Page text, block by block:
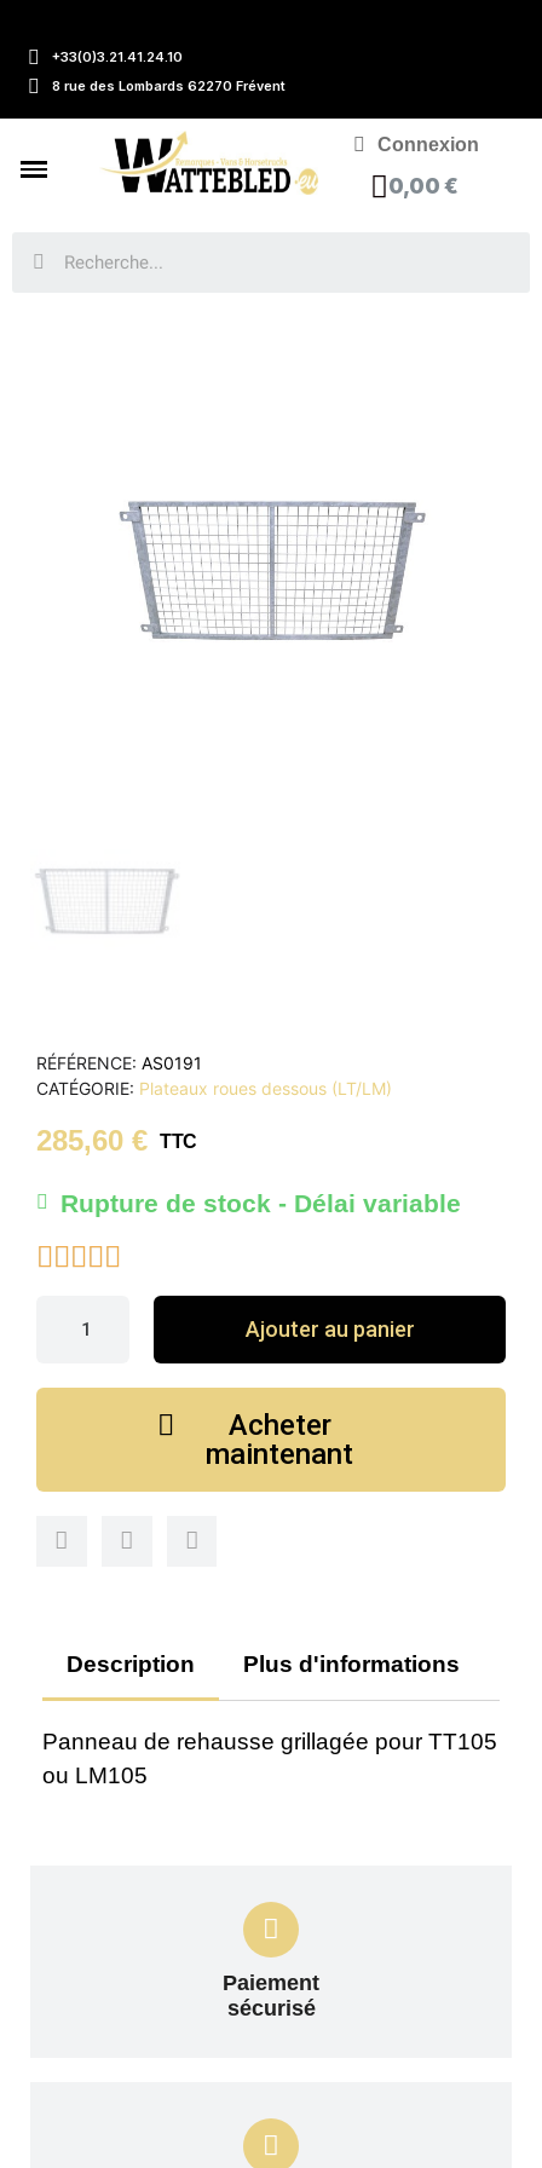
+33(0)3.21.41.24.10
8 rue des Lombards 62270 Frévent
Connexion
0,00 €
RÉFÉRENCE AS0191
CATÉGORIE Plateaux roues dessous (LT/LM)
285,60 € TTC
Rupture de stock - Délai variable

Ajouter au panier
Acheter
maintenant
Description Plus d'informations
Panneau de rehausse grillagée pour TT105
ou LM105
Paiement
sécurisé